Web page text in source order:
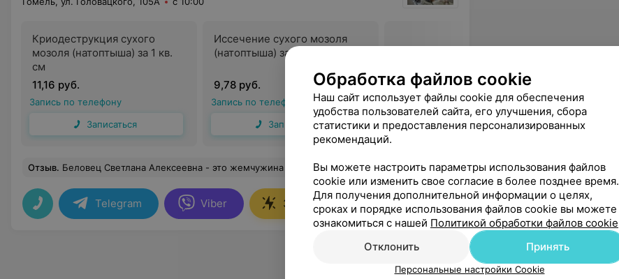
Криодеструкция сухого
мозоля (натоптыша) за 1 кв.
см
11,16 руб.
Запись по телефону
Записаться
Иссечение сухого мозоля
(натоптыша) за 1 кв. см
9,78 руб.
Запись по телефону
Записаться
Все цены
Отзыв. Беловец Светлана Алексеевна - это жемчужина врач косметолог нашего города Гомеля! Благодарю за возможность выглядеть лучше. Светлана Алексеевна владеет всеми современными манипуляциями красоты, лечения, аппаратами. Раньше приходилось ездить в Минск за подобными услугами, ну никак не могла найти у нас в городе специалиста высокого уровня и потом вселенная послала мне Светлану Алексеевну. Всем желаю найти Светлану Алексеевну! Еще
Telegram Viber Записаться онлайн
Обработка файлов cookie
Наш сайт использует файлы cookie для обеспечения
удобства пользователей сайта, его улучшения, сбора
статистики и предоставления персонализированных
рекомендаций.
Вы можете настроить параметры использования файлов
cookie или изменить свое согласие в более позднее время.
Для получения дополнительной информации о целях,
сроках и порядке использования файлов cookie вы можете
ознакомиться с нашей Политикой обработки файлов cookie
Отклонить
Принять
Персональные настройки Cookie